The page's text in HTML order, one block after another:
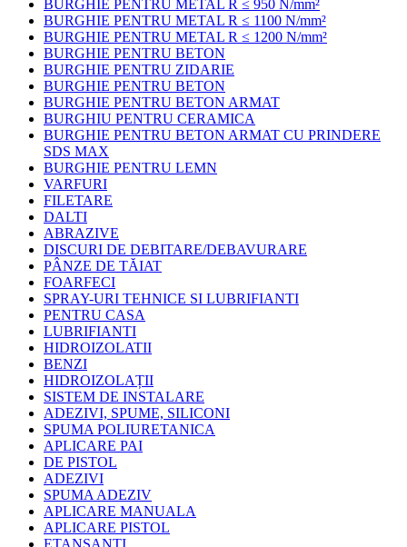
BURGHIE PENTRU METAL R ≤ 950 N/mm²
BURGHIE PENTRU METAL R ≤ 1100 N/mm²
BURGHIE PENTRU METAL R ≤ 1200 N/mm²
BURGHIE PENTRU BETON
BURGHIE PENTRU ZIDARIE
BURGHIE PENTRU BETON
BURGHIE PENTRU BETON ARMAT
BURGHIU PENTRU CERAMICA
BURGHIE PENTRU BETON ARMAT CU PRINDERE
SDS MAX
BURGHIE PENTRU LEMN
VARFURI
FILETARE
DALTI
ABRAZIVE
DISCURI DE DEBITARE/DEBAVURARE
PÂNZE DE TĂIAT
FOARFECI
SPRAY-URI TEHNICE SI LUBRIFIANTI
PENTRU CASA
LUBRIFIANTI
HIDROIZOLATII
BENZI
HIDROIZOLAȚII
SISTEM DE INSTALARE
ADEZIVI, SPUME, SILICONI
SPUMA POLIURETANICA
APLICARE PAI
DE PISTOL
ADEZIVI
SPUMA ADEZIV
APLICARE MANUALA
APLICARE PISTOL